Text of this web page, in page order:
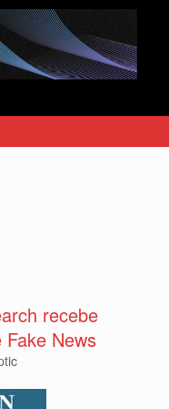
recebe
News